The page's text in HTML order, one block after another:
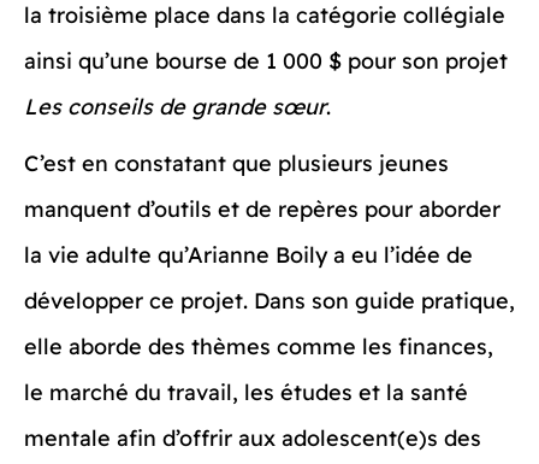
la troisième place dans la catégorie collégiale
ainsi qu’une bourse de 1 000 $ pour son projet
Les conseils de grande sœur.
C’est en constatant que plusieurs jeunes
manquent d’outils et de repères pour aborder
la vie adulte qu’Arianne Boily a eu l’idée de
développer ce projet. Dans son guide pratique,
elle aborde des thèmes comme les finances,
le marché du travail, les études et la santé
mentale afin d’offrir aux adolescent(e)s des